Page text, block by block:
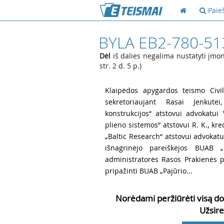
BYLA EB2-780-
Dėl iš dalies negalima nustatyti
str. 2 d. 5 p.)
Klaipėdos apygardos teismo
sekretoriaujant Rasai
konstrukcijos“ atstovui
plieno sistemos“ atstovui R. K.,
„Baltic Research“ atstovui
išnagrinėjo pareiškėjos BUAB
administratorės Rasos Prakienės
pripažinti BUAB „Pajūrio...
Norėdami peržiūrėti visą